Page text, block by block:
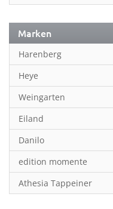
Marken
Harenberg
Heye
Weingarten
Eiland
Danilo
edition momente
Athesia Tappeiner